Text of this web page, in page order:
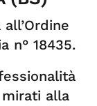
n° 18435.
alla